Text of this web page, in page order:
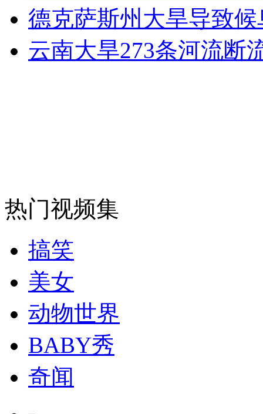
女孩北京地铁殴打老人 痛下狠手拳打脚踢
无痛分娩是否安全 医生回应
走！跟着总书记去植树
消防员救轻生者
德克萨斯州大旱导致
云南大旱273条河流断
热门视频集
搞笑
美女
动物世界
BABY秀
奇闻